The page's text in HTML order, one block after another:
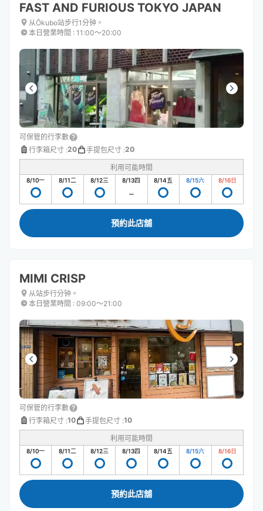
FAST AND FURIOUS TOKYO JAPAN
从Ōkubo站步行1分钟。
本日營業時間 : 11:00〜20:00
可保管的行李數
行李箱尺寸 :20 手提包尺寸 :20
利用可能時間
8/10一 8/11二 8/12三 8/13四 8/14五 8/15六 8/16日
預約此店舖
MIMI CRISP
从站步行分钟。
本日營業時間 : 09:00〜21:00
可保管的行李數
行李箱尺寸 :10 手提包尺寸 :10
利用可能時間
8/10一 8/11二 8/12三 8/13四 8/14五 8/15六 8/16日
預約此店舖